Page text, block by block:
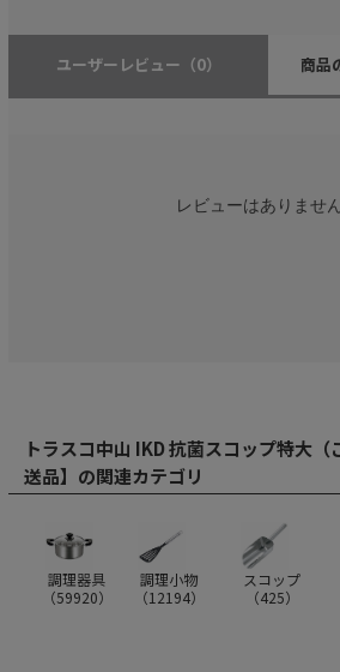
ユーザーレビュー （0） 商品
レビューはありません
トラスコ中山 IKD 抗菌スコップ特大
送品】の関連カテゴリ
調理器具
（59920）
調理小物
（12194）
スコップ
（425）